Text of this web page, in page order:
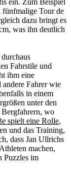
ein. Zum Beispiel
fünfmalige Tour de
dazu bringt es
was ihn deutlich
Fahrstile und
ihm eine
Fahrer wie
in einem
unter den
Bergfahrern, wo
spielt eine Rolle,
und das Training,
dass Jan Ullrichs
machen,
Puzzles im